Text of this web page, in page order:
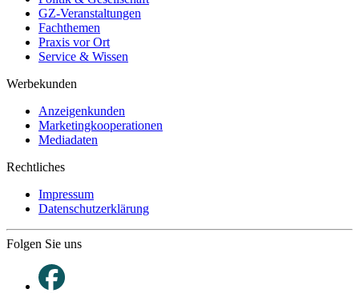
GZ-Veranstaltungen
Fachthemen
Praxis vor Ort
Service & Wissen
Werbekunden
Anzeigenkunden
Marketingkooperationen
Mediadaten
Rechtliches
Impressum
Datenschutzerklärung
Folgen Sie uns